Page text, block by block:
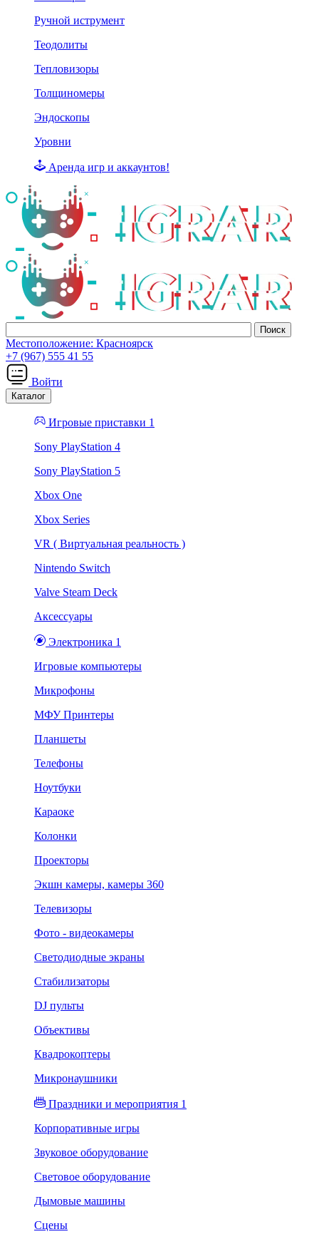
Ручной иструмент
Теодолиты
Тепловизоры
Толщиномеры
Эндоскопы
Уровни
Аренда игр и аккаунтов!
Местоположение: Красноярск
+7 (967) 555 41 55
Войти
Каталог
Игровые приставки 1
Sony PlayStation 4
Sony PlayStation 5
Xbox One
Xbox Series
VR ( Виртуальная реальность )
Nintendo Switch
Valve Steam Deck
Аксессуары
Электроника 1
Игровые компьютеры
Микрофоны
МФУ Принтеры
Планшеты
Телефоны
Ноутбуки
Караоке
Колонки
Проекторы
Экшн камеры, камеры 360
Телевизоры
Фото - видеокамеры
Светодиодные экраны
Стабилизаторы
DJ пульты
Объективы
Квадрокоптеры
Микронаушники
Праздники и мероприятия 1
Корпоративные игры
Звуковое оборудование
Световое оборудование
Дымовые машины
Сцены